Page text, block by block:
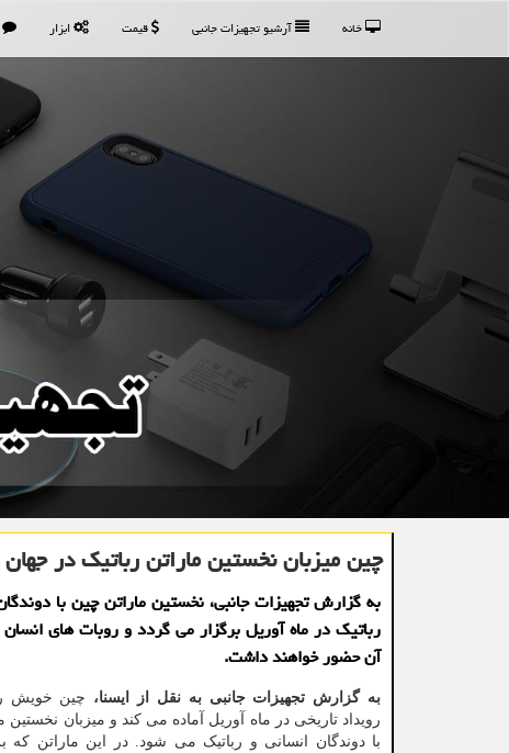
خانه آرشیو تجهیزات جانبی قیمت ابزار
چین میزبان نخستین ماراتن رباتیک در
به گزارش تجهیزات جانبی، نخستین ماراتن چین با
رباتیک در ماه آوریل برگزار می گردد و روبات های
آن حضور خواهند داشت.
به گزارش تجهیزات جانبی به نقل از ایسنا، چین خویش
رویداد تاریخی در ماه آوریل آماده می کند و میزبان نخستین
با دوندگان انسانی و رباتیک می شود. در این ماراتن که